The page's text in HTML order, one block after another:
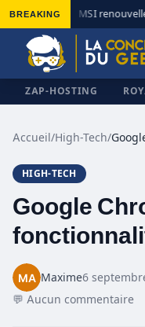
BREAKING MSI
ZAP-HOSTING
Accueil/High-Tech/
HIGH-TECH
Google
Maxime6
💬 Aucun commentaire